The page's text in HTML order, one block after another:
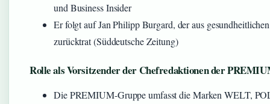
und Business Insider
Er folgt auf Jan Philipp Burgard, der aus
zurücktrat (Süddeutsche Zeitung)
Rolle als Vorsitzender der Chefredaktionen der
Die PREMIUM-Gruppe umfasst die Marken WELT,